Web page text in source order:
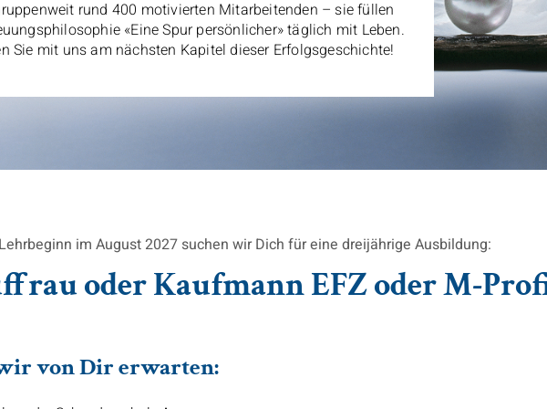
rund 400 motivierten Mitarbeitenden – sie füllen
«Eine Spur persönlicher» täglich mit Leben.
Sie mit uns am nächsten Kapitel dieser Erfolgsgeschichte!
im August 2027 suchen wir Dich für eine dreijährige Ausbildung:
oder Kaufmann EFZ oder M-
von Dir erwarten: